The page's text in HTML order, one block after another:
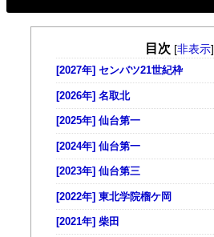
目次 [非表示]
[2027年] センバツ21世紀枠
[2026年] 名取北
[2025年] 仙台第一
[2024年] 仙台第一
[2023年] 仙台第三
[2022年] 東北学院榴ケ岡
[2021年] 柴田